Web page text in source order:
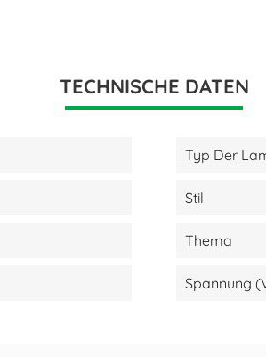
TECHNISCHE DATEN
Typ Der
Stil
Thema
Spannung